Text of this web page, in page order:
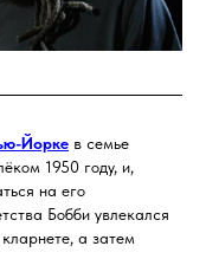
Йорке в семье
1950 году, и,
на его
Бобби увлекался
а затем